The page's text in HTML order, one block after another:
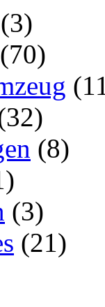
(3)
(70)
(8)
(3)
(21)